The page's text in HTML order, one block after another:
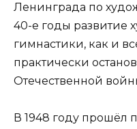
Ленинграда по
40-е годы развитие
гимнастики, как и
практически
Отечественной
В 1948 году прошёл